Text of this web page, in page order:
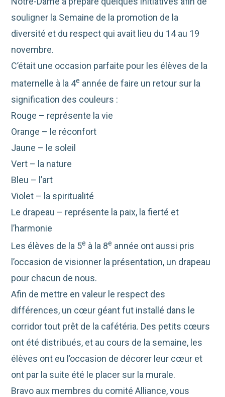
souligner la Semaine de la promotion de la
diversité et du respect qui avait lieu du 14 au 19
novembre.
C’était une occasion parfaite pour les élèves de la
maternelle à la 4e année de faire un retour sur la
signification des couleurs :
Rouge – représente la vie
Orange – le réconfort
Jaune – le soleil
Vert – la nature
Bleu – l’art
Violet – la spiritualité
Le drapeau – représente la paix, la fierté et
l’harmonie
Les élèves de la 5e à la 8e année ont aussi pris
l’occasion de visionner la présentation, un drapeau
pour chacun de nous.
Afin de mettre en valeur le respect des
différences, un cœur géant fut installé dans le
corridor tout prêt de la cafétéria. Des petits cœurs
ont été distribués, et au cours de la semaine, les
élèves ont eu l’occasion de décorer leur cœur et
ont par la suite été le placer sur la murale.
Bravo aux membres du comité Alliance, vous